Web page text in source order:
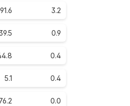
91.6 3.2
0.9
0.4
5.1 0.4
0.0